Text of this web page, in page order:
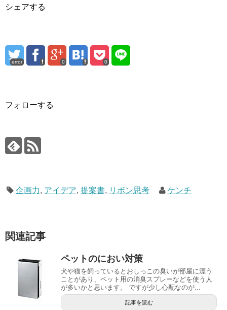
シェアする
error 0 0
フォローする
企画力, アイデア, 提案書, リボン思考 ケンチ
関連記事
ペットのにおい対策
犬や猫を飼っているとおしっこの臭いが部屋に漂う
ことがあり、ペット用の消臭スプレーなどを使う人
が多いかと思います。 ですが少し心配なのが...
記事を読む